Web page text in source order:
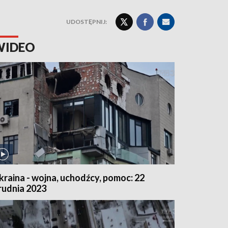
UDOSTĘPNIJ:
- wojna, uchodźcy, pomoc: 22
2023